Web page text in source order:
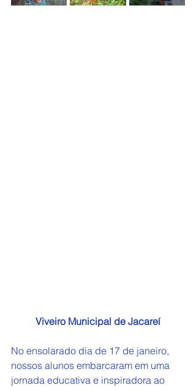
Viveiro Municipal de Jacareí
No ensolarado dia de 17 de janeiro,
nossos alunos embarcaram em uma
jornada educativa e inspiradora ao